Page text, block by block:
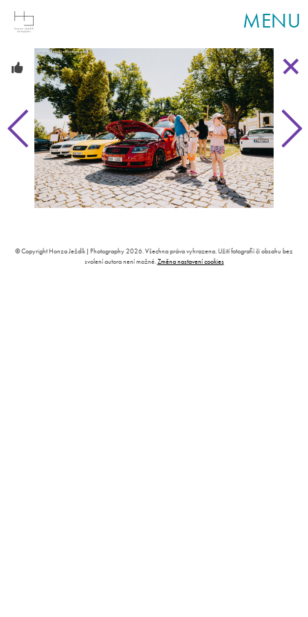
MENU
© Copyright Honza Ježdík | Photography 2026. Všechna práva vyhrazena. Užití fotografií či obsahu bez
svolení autora není možné.Změna nastavení cookies